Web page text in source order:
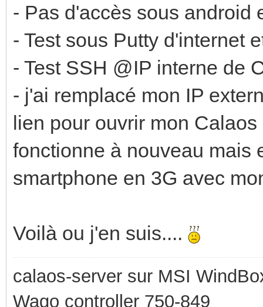
- Pas d'accès sous android
- Test sous Putty d'internet
- Test SSH @IP interne de
- j'ai remplacé mon IP
lien pour ouvrir mon
fonctionne à nouveau
smartphone en 3G avec
Voilà ou j'en suis....
calaos-server sur MSI
Wago controller 750-849